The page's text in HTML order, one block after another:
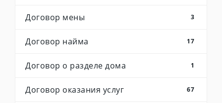
Договор мены 3
Договор найма 17
Договор о разделе дома 1
Договор оказания услуг 67